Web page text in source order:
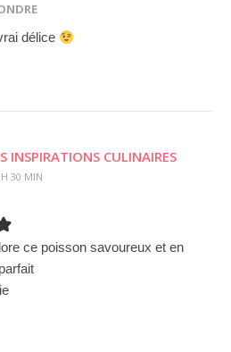
délice
INSPIRATIONS CULINAIRES
30 MIN
ce poisson savoureux et en